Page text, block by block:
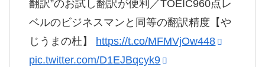
翻訳”のお試し翻訳が便利／TOEIC960点レ
ベルのビジネスマンと同等の翻訳精度【や
じうまの杜】 https://t.co/MFMVjOw448
pic.twitter.com/D1EJBqcyk9